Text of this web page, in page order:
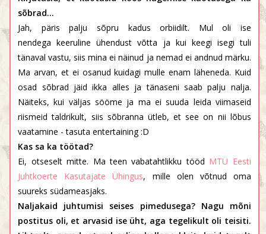
sõbrad...
Jah, päris palju sõpru kadus orbiidilt. Mul oli ise
nendega keeruline ühendust võtta ja kui keegi isegi tuli
tänaval vastu, siis mina ei näinud ja nemad ei andnud märku.
Ma arvan, et ei osanud kuidagi mulle enam läheneda. Kuid
osad sõbrad jäid ikka alles ja tänaseni saab palju nalja.
Näiteks, kui väljas sööme ja ma ei suuda leida viimaseid
riismeid taldrikult, siis sõbranna ütleb, et see on nii lõbus
vaatamine - tasuta entertaining :D
Kas sa ka töötad?
Ei, otseselt mitte. Ma teen vabatahtlikku tööd MTÜ Eesti
Juhtkoerte Kasutajate Ühingus, mille olen võtnud oma
suureks südameasjaks.
Naljakaid juhtumisi seises pimedusega? Nagu mõni
postitus oli, et arvasid ise üht, aga tegelikult oli teisiti.